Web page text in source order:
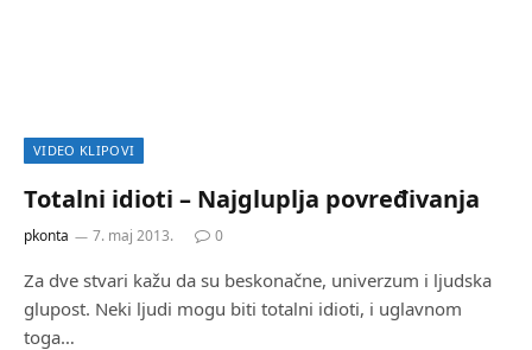
VIDEO KLIPOVI
Totalni idioti – Najgluplja povređivanja
pkonta 7. maj 2013. 0
Za dve stvari kažu da su beskonačne, univerzum i ljudska
glupost. Neki ljudi mogu biti totalni idioti, i uglavnom
toga…